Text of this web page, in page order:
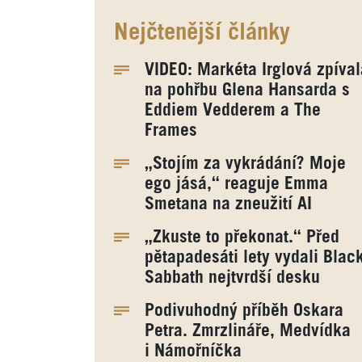
Nejčtenější články
VIDEO: Markéta Irglová
na pohřbu Glena Hansarda s
Eddiem Vedderem a The
Frames
„Stojím za vykrádání? Moje
ego jásá,“ reaguje Emma
Smetana na zneužití AI
„Zkuste to překonat.“ Před
pětapadesáti lety vydali
Sabbath nejtvrdší desku
Podivuhodný příběh Oskara
Petra. Zmrzlináře, Medvídka
i Námořníčka